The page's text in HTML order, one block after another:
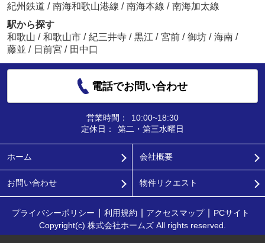
紀州鉄道 / 南海和歌山港線 / 南海本線 / 南海加太線
駅から探す
和歌山 / 和歌山市 / 紀三井寺 / 黒江 / 宮前 / 御坊 / 海南 /
藤並 / 日前宮 / 田中口
電話でお問い合わせ
営業時間：
10:00~18:30
定休日：
第二・第三水曜日
ホーム 会社概要
お問い合わせ 物件リクエスト
プライバシーポリシー 利用規約 アクセスマップ
PCサイト
Copyright(c) 株式会社ホームズ All rights reserved.